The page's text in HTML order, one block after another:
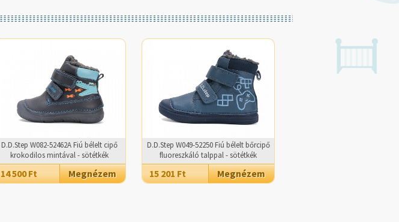
D.D.Step W082-52462A Fiú bélelt cipő
krokodilos mintával - sötétkék
14 500 Ft Megnézem
D.D.Step W049-52250 Fiú bélelt bőrcipő
fluoreszkáló talppal - sötétkék
15 201 Ft Megnézem